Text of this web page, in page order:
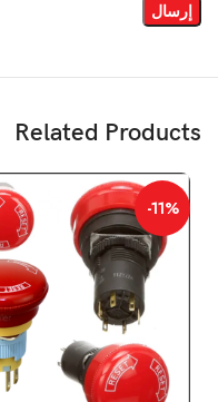
Related Products
-11%